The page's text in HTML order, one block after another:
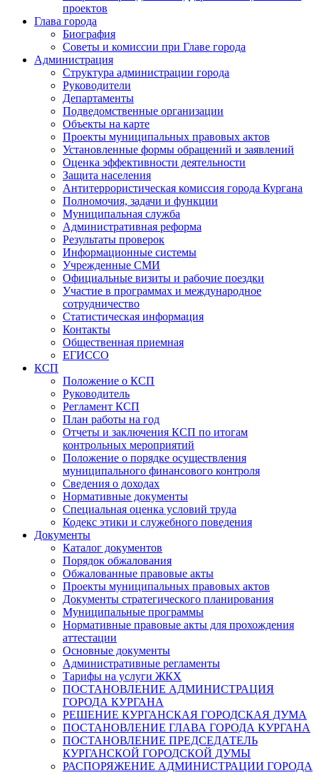
проектов
Глава города
Биография
Советы и комиссии при Главе города
Администрация
Структура администрации города
Руководители
Департаменты
Подведомственные организации
Объекты на карте
Проекты муниципальных правовых актов
Установленные формы обращений и заявлений
Оценка эффективности деятельности
Защита населения
Антитеррористическая комиссия города Кургана
Полномочия, задачи и функции
Муниципальная служба
Административная реформа
Результаты проверок
Информационные системы
Учрежденные СМИ
Официальные визиты и рабочие поездки
Участие в программах и международное
сотрудничество
Статистическая информация
Контакты
Общественная приемная
ЕГИССО
КСП
Положение о КСП
Руководитель
Регламент КСП
План работы на год
Отчеты и заключения КСП по итогам
контрольных мероприятий
Положение о порядке осуществления
муниципального финансового контроля
Сведения о доходах
Нормативные документы
Специальная оценка условий труда
Кодекс этики и служебного поведения
Документы
Каталог документов
Порядок обжалования
Обжалованные правовые акты
Проекты муниципальных правовых актов
Документы стратегического планирования
Муниципальные программы
Нормативные правовые акты для прохождения
аттестации
Основные документы
Административные регламенты
Тарифы на услуги ЖКХ
ПОСТАНОВЛЕНИЕ АДМИНИСТРАЦИЯ
ГОРОДА КУРГАНА
РЕШЕНИЕ КУРГАНСКАЯ ГОРОДСКАЯ ДУМА
ПОСТАНОВЛЕНИЕ ГЛАВА ГОРОДА КУРГАНА
ПОСТАНОВЛЕНИЕ ПРЕДСЕДАТЕЛЬ
КУРГАНСКОЙ ГОРОДСКОЙ ДУМЫ
РАСПОРЯЖЕНИЕ АДМИНИСТРАЦИИ ГОРОДА